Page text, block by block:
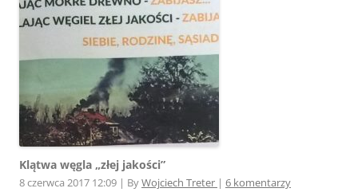
Klątwa węgla „złej jakości”
8 czerwca 2017 12:09 | ByWojciech Treter | 6 komentarzy